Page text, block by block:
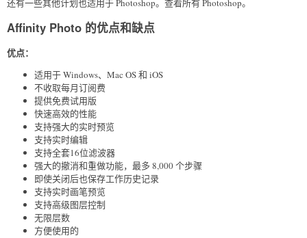
还有一些其他计划也适用于 Photoshop。查看所有 Photoshop。
Affinity Photo 的优点和缺点
优点：
适用于 Windows、Mac OS 和 iOS
不收取每月订阅费
提供免费试用版
快速高效的性能
支持强大的实时预览
支持实时编辑
支持全套16位滤波器
强大的撤消和重做功能，最多 8,000 个步骤
即使关闭后也保存工作历史记录
支持实时画笔预览
支持高级图层控制
无限层数
方便使用的